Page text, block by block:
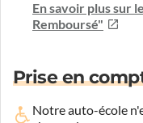
En savoir plus sur
Remboursé"
Prise en
Notre auto-école